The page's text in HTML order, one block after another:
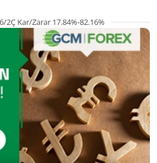
Kar/Zarar 17.84%-82.16%